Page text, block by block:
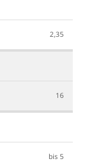
2,35
16
bis 5